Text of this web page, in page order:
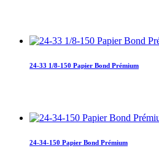
24-33 1/8-150 Papier Bond Prémium
24-34-150 Papier Bond Prémium